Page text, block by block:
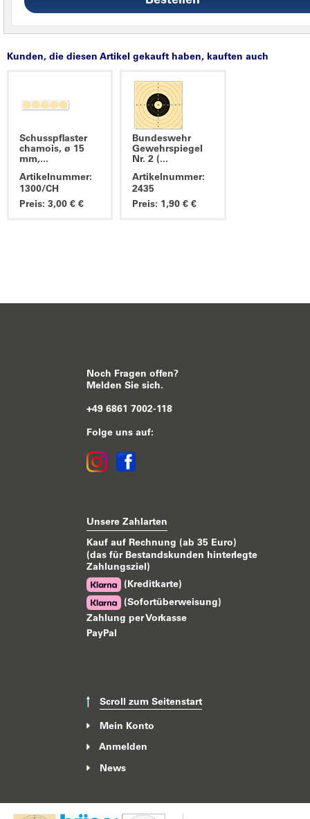
Kunden, die diesen Artikel gekauft haben, kauften auch
Schusspflaster
chamois, ø 15
mm,...
Artikelnummer:
1300/CH
Preis: 3,00 € €
Bundeswehr
Gewehrspiegel
Nr. 2 (...
Artikelnummer:
2435
Preis: 1,90 € €
Noch Fragen offen?
Melden Sie sich.
+49 6861 7002-118
Folge uns auf:
Unsere Zahlarten
Kauf auf Rechnung (ab 35 Euro)
(das für Bestandskunden hinterlegte
Zahlungsziel)
(Kreditkarte)
(Sofortüberweisung)
Zahlung per Vorkasse
PayPal
Scroll zum Seitenstart
Mein Konto
Anmelden
News